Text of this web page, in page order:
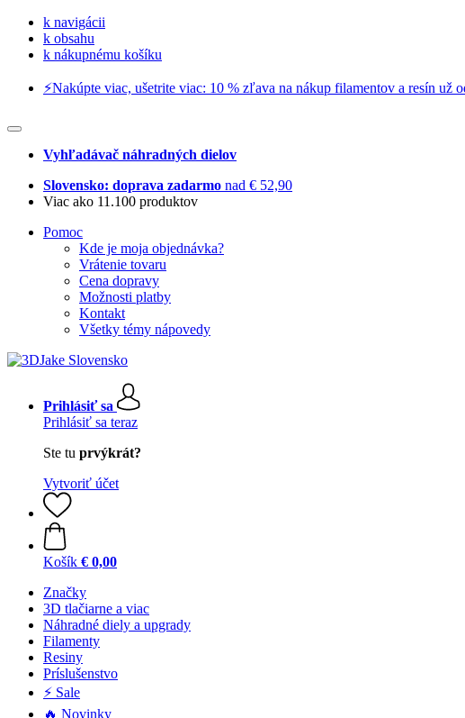
k navigácii
k obsahu
k nákupnému košíku
⚡️Nakúpte viac, ušetrite viac: 10 % zľava na nákup filamentov a resín už
Vyhľadávač náhradných dielov
Slovensko: doprava zadarmo nad € 52,90
Viac ako 11.100 produktov
Pomoc
Kde je moja objednávka?
Vrátenie tovaru
Cena dopravy
Možnosti platby
Kontakt
Všetky témy nápovedy
Prihlásiť sa
Prihlásiť sa teraz
Ste tu prvýkrát?
Vytvoriť účet
Košík € 0,00
Značky
3D tlačiarne a viac
Náhradné diely a upgrady
Filamenty
Resiny
Príslušenstvo
⚡ Sale
🔥 Novinky